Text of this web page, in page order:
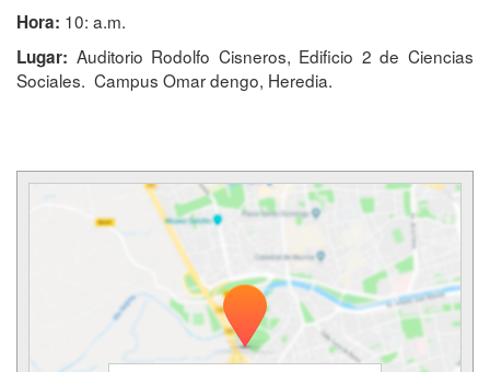
Hora: 10: a.m.
Lugar: Auditorio Rodolfo Cisneros, Edificio 2 de Ciencias
Sociales. Campus Omar dengo, Heredia.